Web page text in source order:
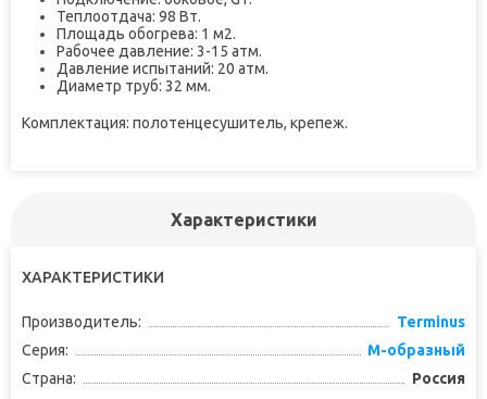
Теплоотдача: 98 Вт.
Площадь обогрева: 1 м2.
Рабочее давление: 3-15 атм.
Давление испытаний: 20 атм.
Диаметр труб: 32 мм.
Комплектация: полотенцесушитель, крепеж.
Характеристики
ХАРАКТЕРИСТИКИ
Производитель:
Terminus
Серия:
М-образный
Страна:
Россия